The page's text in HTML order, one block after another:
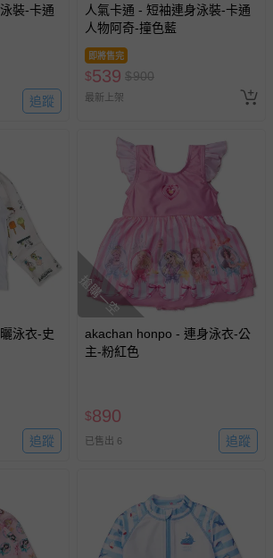
裝-卡通
追蹤
人氣卡通 - 短袖連身泳裝-卡通
人物阿奇-撞色藍
即將售完
$539 $900
最新上架
泳衣-史
追蹤
搶購一空
akachan honpo - 連身泳衣-公
主-粉紅色
$890
已售出 6 追蹤